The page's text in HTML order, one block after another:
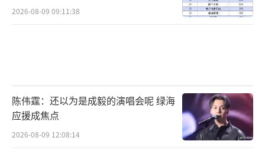
2026-08-09 09:11:38
陈伟霆：还以为是成毅的演唱会呢 绿海
应援成焦点
2026-08-09 12:08:14